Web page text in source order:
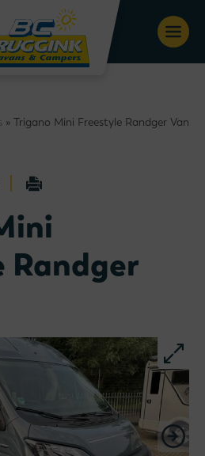
» Trigano Mini Freestyle Randger Van
Randger